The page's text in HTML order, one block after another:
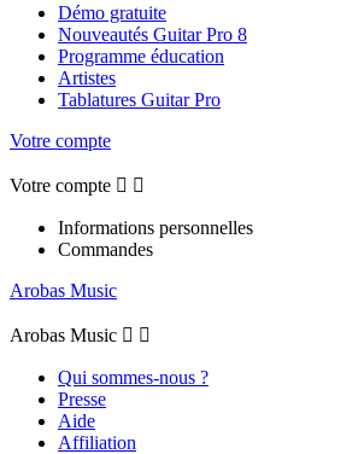
Démo gratuite
Nouveautés Guitar Pro 8
Programme éducation
Artistes
Tablatures Guitar Pro
Votre compte
Votre compte  
Informations personnelles
Commandes
Arobas Music
Arobas Music  
Qui sommes-nous ?
Presse
Aide
Affiliation